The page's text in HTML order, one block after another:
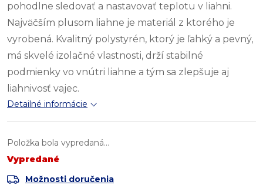
pohodlne sledovať a nastavovať teplotu v liahni.
Najväčším plusom liahne je materiál z ktorého je
vyrobená. Kvalitný polystyrén, ktorý je ľahký a pevný,
má skvelé izolačné vlastnosti, drží stabilné
podmienky vo vnútri liahne a tým sa zlepšuje aj
liahnivosť vajec.
Detailné informácie
Položka bola vypredaná…
Vypredané
Možnosti doručenia